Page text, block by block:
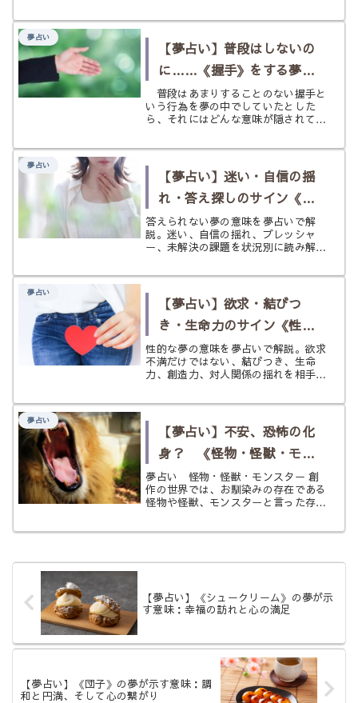
み解きます。
夢占い
【夢占い】普段はしないの
に……《握手》をする夢の
意味とは？
普段はあまりすることのない握手と
いう行為を夢の中でしていたとした
ら、それにはどんな意味が隠されてい
手について掘り下げていきたいと思い
夢占い
【夢占い】迷い・自信の揺
れ・答え探しのサイン《答
えられない》の夢
答えられない夢の意味を夢占いで解
説。迷い、自信の揺れ、プレッシャ
ー、未解決の課題を状況別に読み解
介します。
夢占い
【夢占い】欲求・結びつ
き・生命力のサイン《性的
な夢》
性的な夢の意味を夢占いで解説。欲求
不満だけではない、結びつき、生命
力、創造力、対人関係の揺れを相手や
ントまでやさしく紹介します。
夢占い
【夢占い】不安、恐怖の化
身？ 《怪物・怪獣・モン
スター》の夢
夢占い 怪物・怪獣・モンスター 創
作の世界では、お馴染みの存在である
怪物や怪獣、モンスターと言った存在
ん。 しかし、夢の中で遭遇する怪
いで...
【夢占い】《シュークリーム》の夢が示
す意味：幸福の訪れと心の満足
【夢占い】《団子》の夢が示す意味：調
和と円満、そして心の繋がり